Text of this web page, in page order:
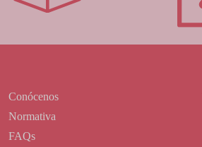
Conócenos
Normativa
FAQs